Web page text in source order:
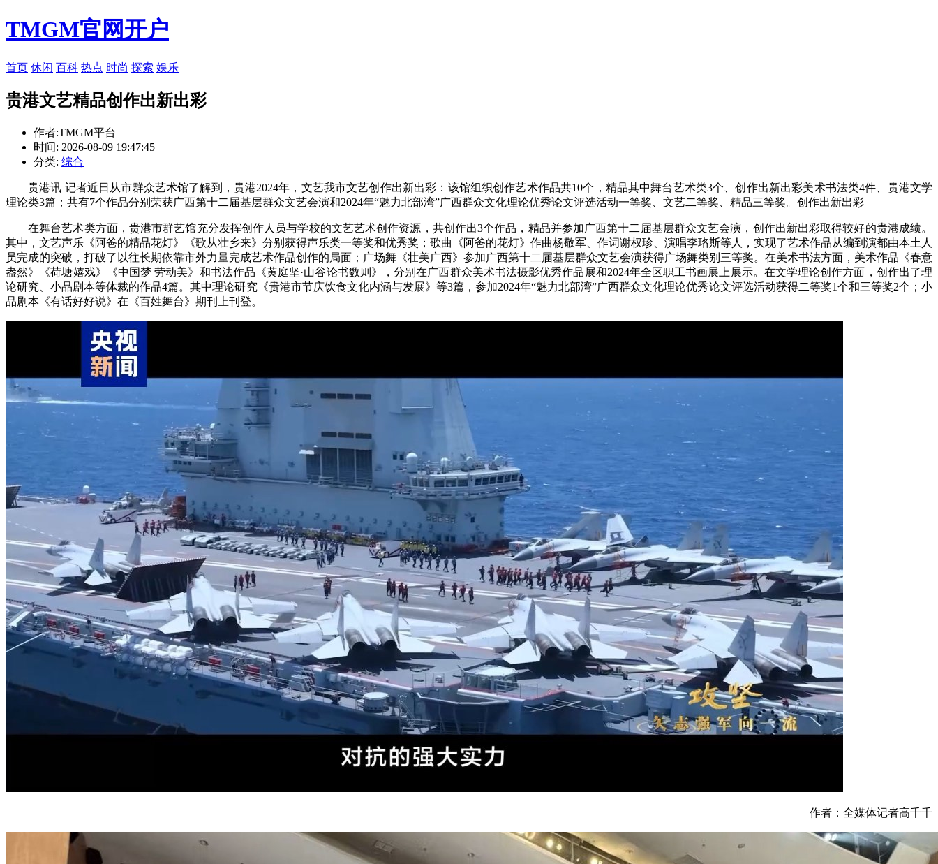
TMGM官网开户
首页 休闲 百科 热点 时尚 探索 娱乐
贵港文艺精品创作出新出彩
作者:TMGM平台
时间: 2026-08-09 19:47:45
分类: 综合
贵港讯 记者近日从市群众艺术馆了解到，贵港2024年，文艺我市文艺创作出新出彩：该馆组织创作艺术作品共10个，精品其中舞台艺术类3个、创作出新出彩美术书法类4件、贵港文学
理论类3篇；共有7个作品分别荣获广西第十二届基层群众文艺会演和2024年“魅力北部湾”广西群众文化理论优秀论文评选活动一等奖、文艺二等奖、精品三等奖。创作出新出彩
在舞台艺术类方面，贵港市群艺馆充分发挥创作人员与学校的文艺艺术创作资源，共创作出3个作品，精品并参加广西第十二届基层群众文艺会演，创作出新出彩取得较好的贵港成绩。
其中，文艺声乐《阿爸的精品花灯》《歌从壮乡来》分别获得声乐类一等奖和优秀奖；歌曲《阿爸的花灯》作曲杨敬军、作词谢权珍、演唱李珞斯等人，实现了艺术作品从编到演都由本土人
员完成的突破，打破了以往长期依靠市外力量完成艺术作品创作的局面；广场舞《壮美广西》参加广西第十二届基层群众文艺会演获得广场舞类别三等奖。在美术书法方面，美术作品《春意
盎然》《荷塘嬉戏》《中国梦 劳动美》和书法作品《黄庭坚·山谷论书数则》，分别在广西群众美术书法摄影优秀作品展和2024年全区职工书画展上展示。在文学理论创作方面，创作出了理
论研究、小品剧本等体裁的作品4篇。其中理论研究《贵港市节庆饮食文化内涵与发展》等3篇，参加2024年“魅力北部湾”广西群众文化理论优秀论文评选活动获得二等奖1个和三等奖2个；小
品剧本《有话好好说》在《百姓舞台》期刊上刊登。
作者：全媒体记者高千千